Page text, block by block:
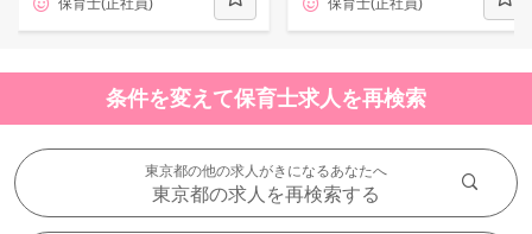
保育士(正社員) 保育士(正社員)
条件を変えて保育士求人を再検索
東京都の他の求人がきになるあなたへ
東京都の求人を再検索する